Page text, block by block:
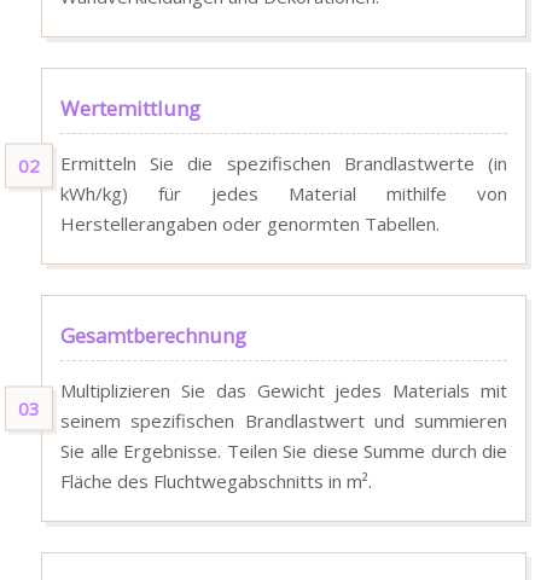
Wertemittlung
Ermitteln Sie die spezifischen Brandlastwerte (in
kWh/kg) für jedes Material mithilfe von
Herstellerangaben oder genormten Tabellen.
Gesamtberechnung
Multiplizieren Sie das Gewicht jedes Materials mit
seinem spezifischen Brandlastwert und summieren
Sie alle Ergebnisse. Teilen Sie diese Summe durch die
Fläche des Fluchtwegabschnitts in m².